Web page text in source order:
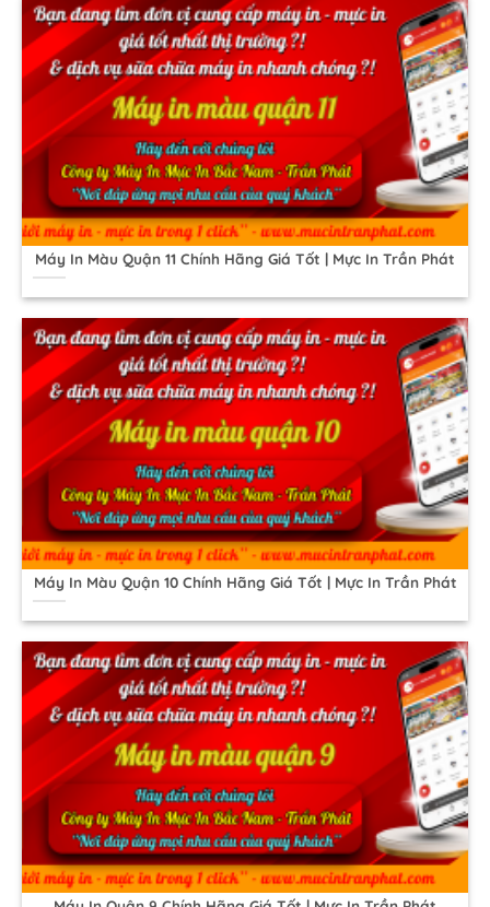
Máy In Màu Quận 11 Chính Hãng Giá Tốt | Mực In Trần Phát
Máy In Màu Quận 10 Chính Hãng Giá Tốt | Mực In Trần Phát